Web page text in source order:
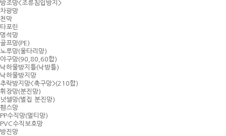
방조망<조류침입방지>
차광망
천막
타포린
멍석망
골프망(PE)
노루망(울타리망)
야구망(90,80,60합)
낙하물방지틀(낙방틀)
낙하물방지망
추락방지망<축구망>(210합)
휘장망(분진망)
넛셀망(벌집 분진망)
휀스망
PP수직망(멀티망)
PVC수직보호망
방진망